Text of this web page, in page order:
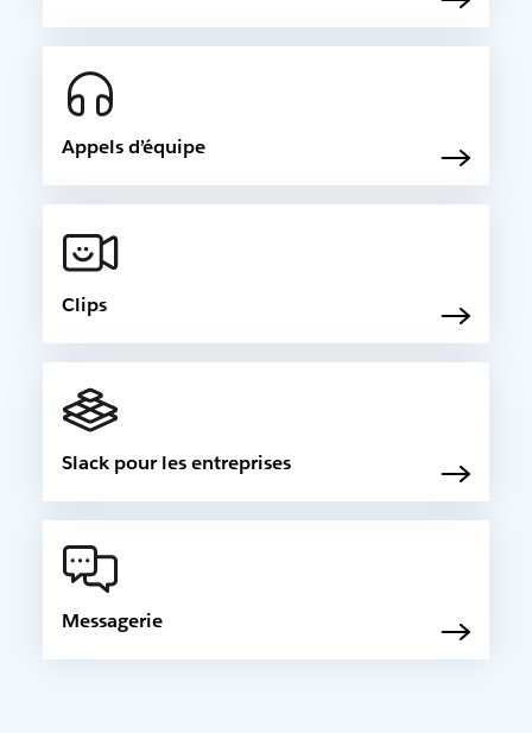
Appels d’équipe
Clips
Messagerie
Slack pour les entreprises